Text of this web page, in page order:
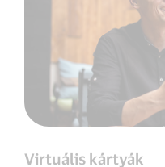
Virtuális kártyák